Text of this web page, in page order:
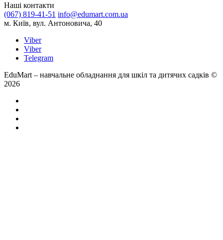
Наші контакти
(067) 819-41-51 info@edumart.com.ua
м. Київ, вул. Антоновича, 40
Viber
Viber
Telegram
EduMart – навчальне обладнання для шкіл та дитячих садків ©
2026